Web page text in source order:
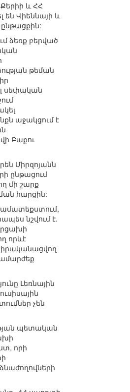
և ՀՀ
են Վիեննայի և
ձեռք բերված
թեման
սեփական
աջակցում է
Բաքու
Միրզոյանն
ընթացում
մի շարք
հարցին:
նշվում է.
որևէ
իրականացվող
Լեռնային
չեն
պետական
որի